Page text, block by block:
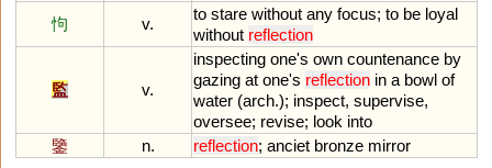
怐
v.
to stare without any focus; to be loyal
without reflection
監 v.
inspecting one's own countenance by
gazing at one's reflection in a bowl of
water (arch.); inspect, supervise,
oversee; revise; look into
鑒
n. reflection; anciet bronze mirror